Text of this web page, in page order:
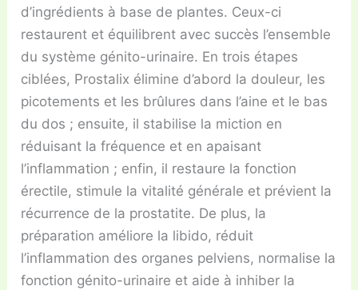
d’ingrédients à base de plantes. Ceux-ci
restaurent et équilibrent avec succès l’ensemble
du système génito-urinaire. En trois étapes
ciblées, Prostalix élimine d’abord la douleur, les
picotements et les brûlures dans l’aine et le bas
du dos ; ensuite, il stabilise la miction en
réduisant la fréquence et en apaisant
l’inflammation ; enfin, il restaure la fonction
érectile, stimule la vitalité générale et prévient la
récurrence de la prostatite. De plus, la
préparation améliore la libido, réduit
l’inflammation des organes pelviens, normalise la
fonction génito-urinaire et aide à inhiber la